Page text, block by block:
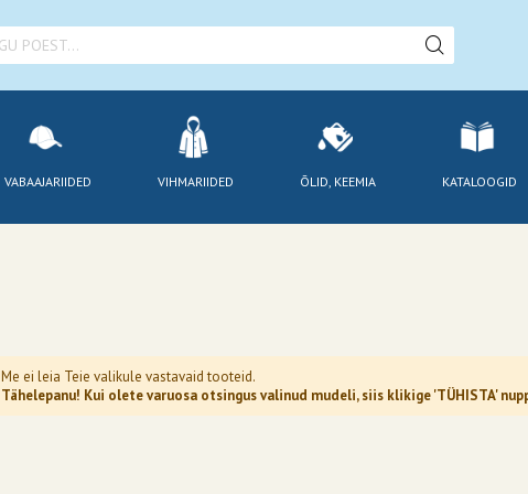
VABAAJARIIDED VIHMARIIDED ÕLID, KEEMIA KATALOOGID
Me ei leia Teie valikule vastavaid tooteid.
Tähelepanu! Kui olete varuosa otsingus valinud mudeli, siis klikige 'TÜHISTA'